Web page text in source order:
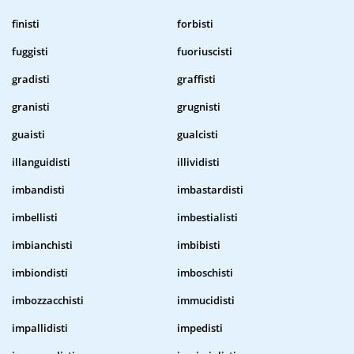
finisti
forbisti
fuggisti
fuoriuscisti
gradisti
graffisti
granisti
grugnisti
guaisti
gualcisti
illanguidisti
illividisti
imbandisti
imbastardisti
imbellisti
imbestialisti
imbianchisti
imbibisti
imbiondisti
imboschisti
imbozzacchisti
immucidisti
impallidisti
impedisti